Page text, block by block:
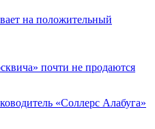
на положительный
почти не продаются
«Соллерс Алабуга»